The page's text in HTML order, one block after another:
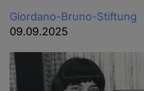
Giordano-Bruno-Stiftung
09.09.2025